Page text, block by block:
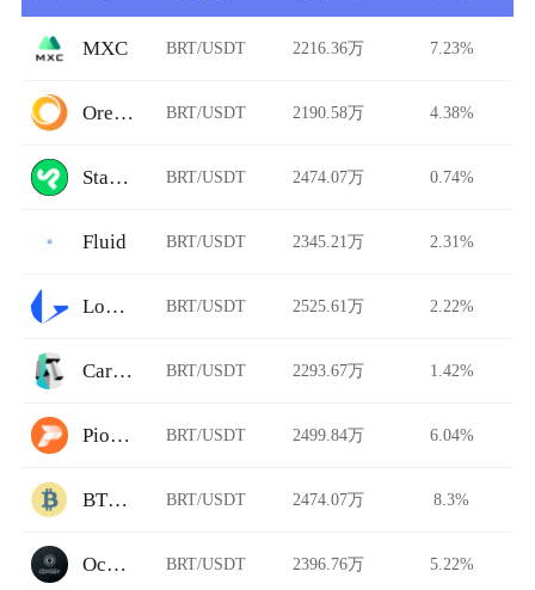
MXC BRT/USDT 2216.36万 7.23%
Ore.Bz BRT/USDT 2190.58万 4.38%
StarkDefi BRT/USDT 2474.07万 0.74%
Fluid BRT/USDT 2345.21万 2.31%
Loopring BRT/USDT 2525.61万 2.22%
Carbon DeFi BRT/USDT 2293.67万 1.42%
Pionex BRT/USDT 2499.84万 6.04%
BTCTradeUA BRT/USDT 2474.07万 8.3%
Ocnex BRT/USDT 2396.76万 5.22%